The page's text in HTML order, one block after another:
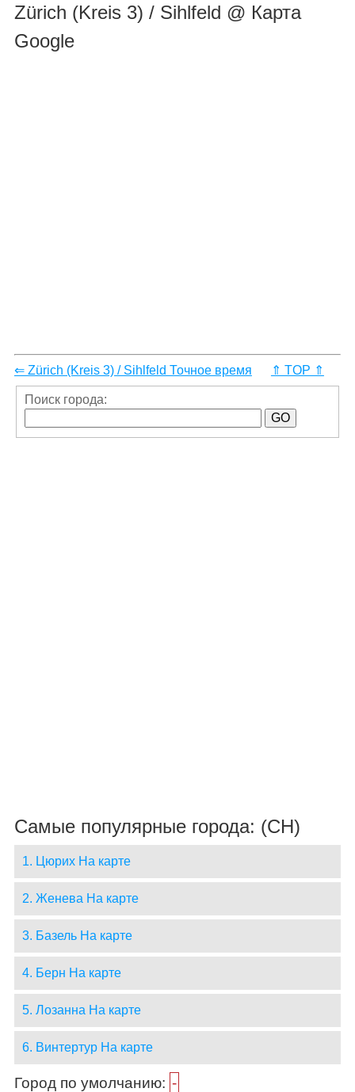
Zürich (Kreis 3) / Sihlfeld @ Карта
Google
⇐ Zürich (Kreis 3) / Sihlfeld Точное время ⇑ TOP ⇑
Поиск города:
Самые популярные города: (CH)
1. Цюрих На карте
2. Женева На карте
3. Базель На карте
4. Берн На карте
5. Лозанна На карте
6. Винтертур На карте
Город по умолчанию: -